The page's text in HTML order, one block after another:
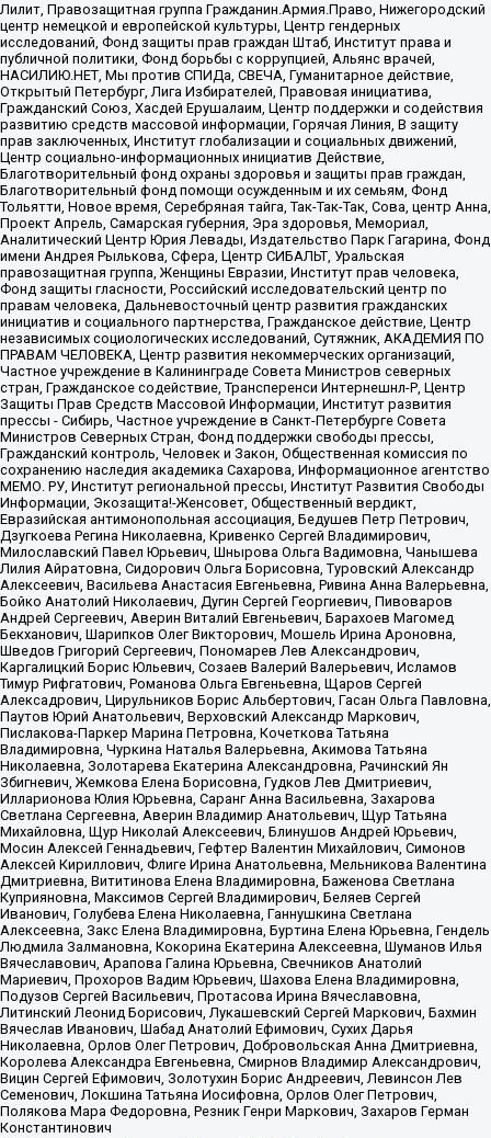
Лилит, Правозащитная группа Гражданин.Армия.Право, Нижегородский
центр немецкой и европейской культуры, Центр гендерных
исследований, Фонд защиты прав граждан Штаб, Институт права и
публичной политики, Фонд борьбы с коррупцией, Альянс врачей,
НАСИЛИЮ.НЕТ, Мы против СПИДа, СВЕЧА, Гуманитарное действие,
Открытый Петербург, Лига Избирателей, Правовая инициатива,
Гражданский Союз, Хасдей Ерушалаим, Центр поддержки и содействия
развитию средств массовой информации, Горячая Линия, В защиту
прав заключенных, Институт глобализации и социальных движений,
Центр социально-информационных инициатив Действие,
Благотворительный фонд охраны здоровья и защиты прав граждан,
Благотворительный фонд помощи осужденным и их семьям, Фонд
Тольятти, Новое время, Серебряная тайга, Так-Так-Так, Сова, центр Анна,
Проект Апрель, Самарская губерния, Эра здоровья, Мемориал,
Аналитический Центр Юрия Левады, Издательство Парк Гагарина, Фонд
имени Андрея Рылькова, Сфера, Центр СИБАЛЬТ, Уральская
правозащитная группа, Женщины Евразии, Институт прав человека,
Фонд защиты гласности, Российский исследовательский центр по
правам человека, Дальневосточный центр развития гражданских
инициатив и социального партнерства, Гражданское действие, Центр
независимых социологических исследований, Сутяжник, АКАДЕМИЯ ПО
ПРАВАМ ЧЕЛОВЕКА, Центр развития некоммерческих организаций,
Частное учреждение в Калининграде Совета Министров северных
стран, Гражданское содействие, Трансперенси Интернешнл-Р, Центр
Защиты Прав Средств Массовой Информации, Институт развития
прессы - Сибирь, Частное учреждение в Санкт-Петербурге Совета
Министров Северных Стран, Фонд поддержки свободы прессы,
Гражданский контроль, Человек и Закон, Общественная комиссия по
сохранению наследия академика Сахарова, Информационное агентство
МЕМО. РУ, Институт региональной прессы, Институт Развития Свободы
Информации, Экозащита!-Женсовет, Общественный вердикт,
Евразийская антимонопольная ассоциация, Бедушев Петр Петрович,
Дзугкоева Регина Николаевна, Кривенко Сергей Владимирович,
Милославский Павел Юрьевич, Шнырова Ольга Вадимовна, Чанышева
Лилия Айратовна, Сидорович Ольга Борисовна, Туровский Александр
Алексеевич, Васильева Анастасия Евгеньевна, Ривина Анна Валерьевна,
Бойко Анатолий Николаевич, Дугин Сергей Георгиевич, Пивоваров
Андрей Сергеевич, Аверин Виталий Евгеньевич, Барахоев Магомед
Бекханович, Шарипков Олег Викторович, Мошель Ирина Ароновна,
Шведов Григорий Сергеевич, Пономарев Лев Александрович,
Каргалицкий Борис Юльевич, Созаев Валерий Валерьевич, Исламов
Тимур Рифгатович, Романова Ольга Евгеньевна, Щаров Сергей
Алексадрович, Цирульников Борис Альбертович, Гасан Ольга Павловна,
Паутов Юрий Анатольевич, Верховский Александр Маркович,
Пислакова-Паркер Марина Петровна, Кочеткова Татьяна
Владимировна, Чуркина Наталья Валерьевна, Акимова Татьяна
Николаевна, Золотарева Екатерина Александровна, Рачинский Ян
Збигневич, Жемкова Елена Борисовна, Гудков Лев Дмитриевич,
Илларионова Юлия Юрьевна, Саранг Анна Васильевна, Захарова
Светлана Сергеевна, Аверин Владимир Анатольевич, Щур Татьяна
Михайловна, Щур Николай Алексеевич, Блинушов Андрей Юрьевич,
Мосин Алексей Геннадьевич, Гефтер Валентин Михайлович, Симонов
Алексей Кириллович, Флиге Ирина Анатольевна, Мельникова Валентина
Дмитриевна, Вититинова Елена Владимировна, Баженова Светлана
Куприяновна, Максимов Сергей Владимирович, Беляев Сергей
Иванович, Голубева Елена Николаевна, Ганнушкина Светлана
Алексеевна, Закс Елена Владимировна, Буртина Елена Юрьевна, Гендель
Людмила Залмановна, Кокорина Екатерина Алексеевна, Шуманов Илья
Вячеславович, Арапова Галина Юрьевна, Свечников Анатолий
Мариевич, Прохоров Вадим Юрьевич, Шахова Елена Владимировна,
Подузов Сергей Васильевич, Протасова Ирина Вячеславовна,
Литинский Леонид Борисович, Лукашевский Сергей Маркович, Бахмин
Вячеслав Иванович, Шабад Анатолий Ефимович, Сухих Дарья
Николаевна, Орлов Олег Петрович, Добровольская Анна Дмитриевна,
Королева Александра Евгеньевна, Смирнов Владимир Александрович,
Вицин Сергей Ефимович, Золотухин Борис Андреевич, Левинсон Лев
Семенович, Локшина Татьяна Иосифовна, Орлов Олег Петрович,
Полякова Мара Федоровна, Резник Генри Маркович, Захаров Герман
Константинович